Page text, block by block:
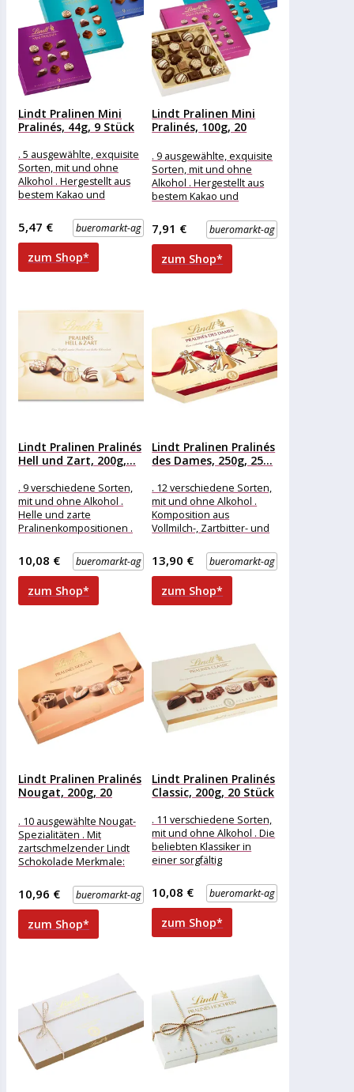
Lindt Pralinen Mini
Pralinés, 44g, 9 Stück
. 5 ausgewählte, exquisite
Sorten, mit und ohne
Alkohol . Hergestellt aus
bestem Kakao und
Luxuriöse Auswahlbueromarkt-ag
5,47 €
zum Shop*
Lindt Pralinen Mini
Pralinés, 100g, 20
. 9 ausgewählte, exquisite
Sorten, mit und ohne
Alkohol . Hergestellt aus
bestem Kakao und
Luxuriöse Auswahlbueromarkt-ag
7,91 €
zum Shop*
Lindt Pralinen Pralinés
Hell und Zart, 200g,...
. 9 verschiedene Sorten,
mit und ohne Alkohol .
Helle und zarte
Pralinenkompositionen .
feinster weißenbueromarkt-ag
10,08 €
zum Shop*
Lindt Pralinen Pralinés
des Dames, 250g, 25...
. 12 verschiedene Sorten,
mit und ohne Alkohol .
Komposition aus
Vollmilch-, Zartbitter- und
Merkmale: Ausführung:
Geschenk weitere
bueromarkt-ag
13,90 €
zum Shop*
Lindt Pralinen Pralinés
Nougat, 200g, 20
. 10 ausgewählte Nougat-
Spezialitäten . Mit
zartschmelzender Lindt
Schokolade Merkmale:
Ausführung: Geschenk
weitere
Produktinformationen:
Inhalt: 200g, Sorten:
bueromarkt-ag
10,96 €
zum Shop*
Lindt Pralinen Pralinés
Classic, 200g, 20 Stück
. 11 verschiedene Sorten,
mit und ohne Alkohol . Die
beliebten Klassiker in
einer sorgfältig
Besonders vielfältige
bueromarkt-ag
10,08 €
zum Shop*